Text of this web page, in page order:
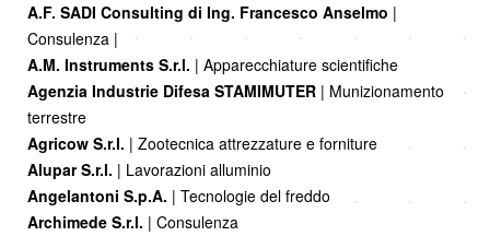
A.F. SADI Consulting di Ing. Francesco Anselmo |
Consulenza |
A.M. Instruments S.r.l. | Apparecchiature scientifiche
Agenzia Industrie Difesa STAMIMUTER | Munizionamento
terrestre
Agricow S.r.l. | Zootecnica attrezzature e forniture
Alupar S.r.l. | Lavorazioni alluminio
Angelantoni S.p.A. | Tecnologie del freddo
Archimede S.r.l. | Consulenza